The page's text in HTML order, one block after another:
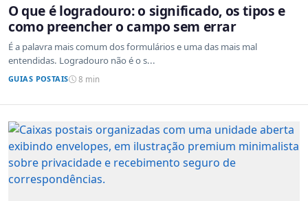
O que é logradouro: o significado, os tipos e
como preencher o campo sem errar
É a palavra mais comum dos formulários e uma das mais mal
entendidas. Logradouro não é o s...
GUIAS POSTAIS 8 min